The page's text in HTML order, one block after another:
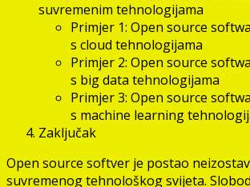
suvremenim tehnologijama
Primjer 1: Open source
s cloud tehnologijama
Primjer 2: Open source
s big data tehnologijama
Primjer 3: Open source
s machine learning
Zaključak
Open source softver je postao
suvremenog tehnološkog svijeta.